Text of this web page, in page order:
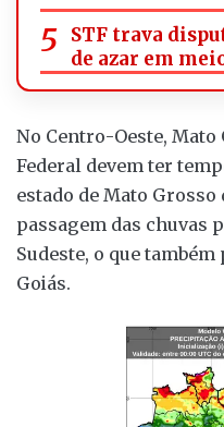
STF trava
de azar em
No Centro-Oeste,
Federal devem ter
estado de Mato Grosso
passagem das chuvas
Sudeste, o que
Goiás.